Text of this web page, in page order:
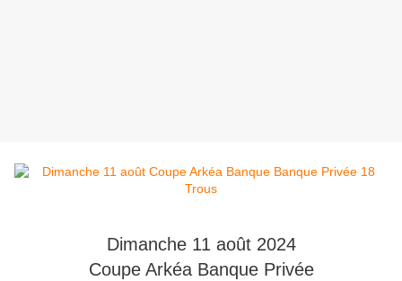
Dimanche 11 août 2024
Coupe Arkéa Banque Privée